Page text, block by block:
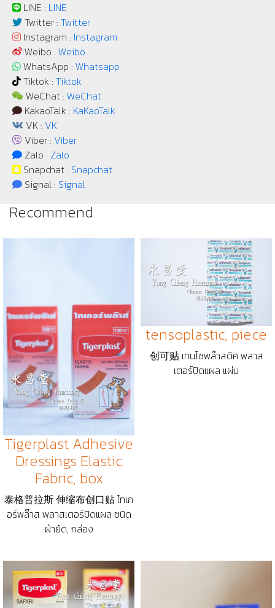
LINE : LINE
Twitter : Twitter
Instagram : Instagram
Weibo : Weibo
WhatsApp : Whatsapp
Tiktok : Tiktok
WeChat : WeChat
KakaoTalk : KaKaoTalk
VK : VK
Viber : Viber
Zalo : Zalo
Snapchat : Snapchat
Signal : Signal
Recommend
Tigerplast Adhesive
Dressings Elastic
Fabric, box
泰格普拉斯 伸缩布创口贴 ไทเก
อร์พล๊าส พลาสเตอร์ปิดแผล ชนิด
ผ้ายืด, กล่อง
tensoplastic, piece
创可贴 เทนโซพล๊าสติค พลาส
เตอร์ปิดแผล แผ่น